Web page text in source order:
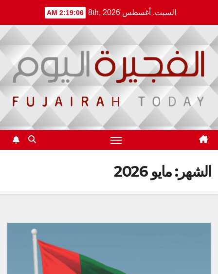
السبت. أغسطس 8th, 2026 2:19:07 AM
الشهر:مايو 2026